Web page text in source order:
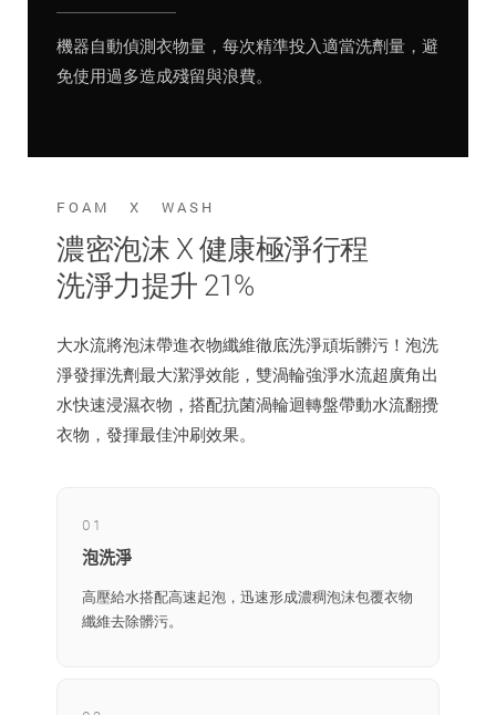
機器自動偵測衣物量，每次精準投入適當洗劑量，避
免使用過多造成殘留與浪費。
FOAM X WASH
濃密泡沫 X 健康極淨行程
洗淨力提升 21%
大水流將泡沫帶進衣物纖維徹底洗淨頑垢髒污！泡洗
淨發揮洗劑最大潔淨效能，雙渦輪強淨水流超廣角出
水快速浸濕衣物，搭配抗菌渦輪迴轉盤帶動水流翻攪
衣物，發揮最佳沖刷效果。
01
泡洗淨
高壓給水搭配高速起泡，迅速形成濃稠泡沫包覆衣物
纖維去除髒污。